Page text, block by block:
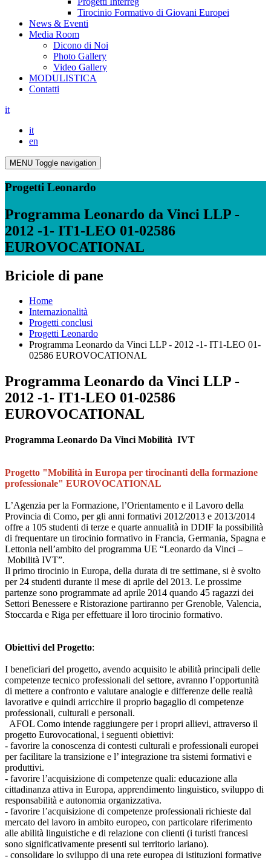
Tirocinio Formativo di Giovani Europei
News & Eventi
Media Room
Dicono di Noi
Photo Gallery
Video Gallery
MODULISTICA
Contatti
it
it
en
MENU Toggle navigation
Progetti Leonardo
Programma Leonardo da Vinci LLP -
2012 -1- IT1-LEO 01-02586
EUROVOCATIONAL
Briciole di pane
Home
Internazionalità
Progetti conclusi
Progetti Leonardo
Programma Leonardo da Vinci LLP - 2012 -1- IT1-LEO 01-
02586 EUROVOCATIONAL
Programma Leonardo da Vinci LLP -
2012 -1- IT1-LEO 01-02586
EUROVOCATIONAL
Programma Leonardo Da Vinci Mobilità IVT
Progetto "Mobilità in Europa per tirocinanti della formazione
professionale" EUROVOCATIONAL
L’Agenzia per la Formazione, l’Orientamento e il Lavoro della
Provincia di Como, per gli anni formativi 2012/2013 e 2013/2014
offre a 105 studenti di terze e quarte annualità in DDIF la possibilità
di frequentare un tirocinio formativo in Francia, Germania, Spagna e
Lettonia nell’ambito del programma UE “Leonardo da Vinci –
Mobilità IVT”.
Il primo tirocinio in Europa, della durata di tre settimane, si è svolto
per 24 studenti durante il mese di aprile del 2013. Le prossime
partenze sono programmate ad aprile 2014 quando 45 ragazzi dei
Settori Benessere e Ristorazione partiranno per Grenoble, Valencia,
Stoccarda e Riga per effettuare il loro tirocinio formativo.
Obiettivi del Progetto:
I beneficiari del progetto, avendo acquisito le abilità principali delle
competenze tecnico professionali del settore, avranno l’opportunità
di mettere a confronto e valutare analogie e differenze delle realtà
lavorative e quindi arricchire il proprio bagaglio di competenze
professionali, culturali e personali.
AFOL Como intende raggiungere per i propri allievi, attraverso il
progetto Eurovocational, i seguenti obiettivi:
- favorire la conoscenza di contesti culturali e professionali europei
per facilitare la transizione e l’ integrazione tra sistemi formativi e
produttivi.
- favorire l’acquisizione di competenze quali: educazione alla
cittadinanza attiva in Europa, apprendimento linguistico, sviluppo di
responsabilità e autonomia organizzativa.
- favorire l’acquisizione di competenze professionali richieste dal
mercato del lavoro in ambito europeo, con particolare riferimento
alle abilità linguistiche e di relazione con clienti (i turisti francesi
sono significativamente presenti sul territorio lariano).
- consolidare lo sviluppo di una rete europea di istituzioni formative